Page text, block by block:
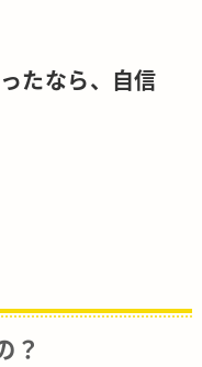
たなら、自信
？